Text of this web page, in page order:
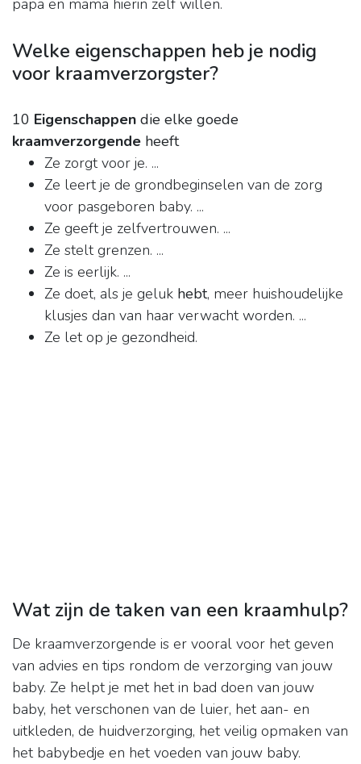
papa en mama hierin zelf willen.
Welke eigenschappen heb je nodig
voor kraamverzorgster?
10 Eigenschappen die elke goede
kraamverzorgende heeft
Ze zorgt voor je. ...
Ze leert je de grondbeginselen van de zorg
voor pasgeboren baby. ...
Ze geeft je zelfvertrouwen. ...
Ze stelt grenzen. ...
Ze is eerlijk. ...
Ze doet, als je geluk hebt, meer huishoudelijke
klusjes dan van haar verwacht worden. ...
Ze let op je gezondheid.
Wat zijn de taken van een kraamhulp?
De kraamverzorgende is er vooral voor het geven
van advies en tips rondom de verzorging van jouw
baby. Ze helpt je met het in bad doen van jouw
baby, het verschonen van de luier, het aan- en
uitkleden, de huidverzorging, het veilig opmaken van
het babybedje en het voeden van jouw baby.